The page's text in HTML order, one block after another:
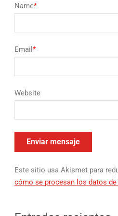
Name*
Email *
Website
Este sitio usa Akismet para
cómo se procesan los datos